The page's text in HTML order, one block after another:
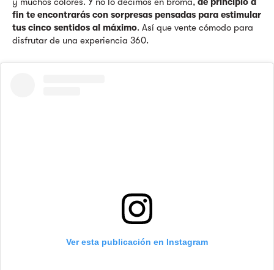
fin te encontrarás con sorpresas pensadas para estimular
tus cinco sentidos al máximo. Así que vente cómodo para
disfrutar de una experiencia 360.
Ver esta publicación en Instagram